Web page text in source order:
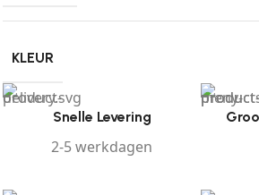
KLEUR
Snelle Levering
2-5 werkdagen